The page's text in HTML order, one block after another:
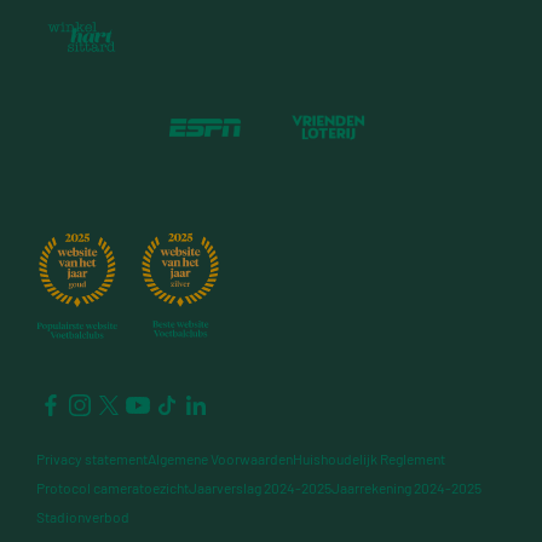
Privacy statementAlgemene VoorwaardenHuishoudelijk Reglement
Protocol cameratoezichtJaarverslag 2024-2025Jaarrekening 2024-2025
Stadionverbod